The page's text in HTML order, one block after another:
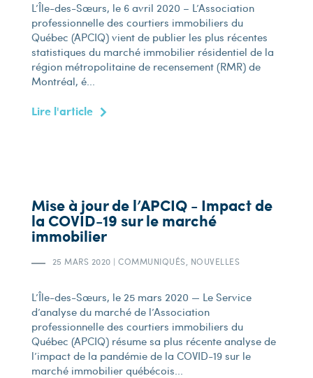
L’Île-des-Sœurs, le 6 avril 2020 – L’Association
professionnelle des courtiers immobiliers du
Québec (APCIQ) vient de publier les plus récentes
statistiques du marché immobilier résidentiel de la
région métropolitaine de recensement (RMR) de
Montréal, é...
Lire l'article
Mise à jour de l’APCIQ - Impact de
la COVID-19 sur le marché
immobilier
25 MARS 2020 | COMMUNIQUÉS, NOUVELLES
L’Île-des-Sœurs, le 25 mars 2020 — Le Service
d’analyse du marché de l’Association
professionnelle des courtiers immobiliers du
Québec (APCIQ) résume sa plus récente analyse de
l’impact de la pandémie de la COVID-19 sur le
marché immobilier québécois...